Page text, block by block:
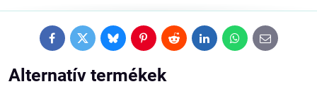
FacebookTwitterBlueskyPinterestRedditLinkedInWhatsApp
E-
mail
Alternatív termékek